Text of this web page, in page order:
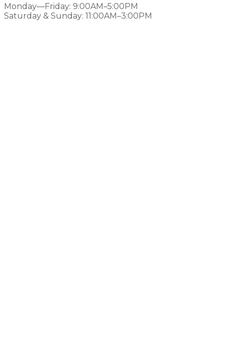
Monday—Friday: 9:00AM–5:00PM
Saturday & Sunday: 11:00AM–3:00PM